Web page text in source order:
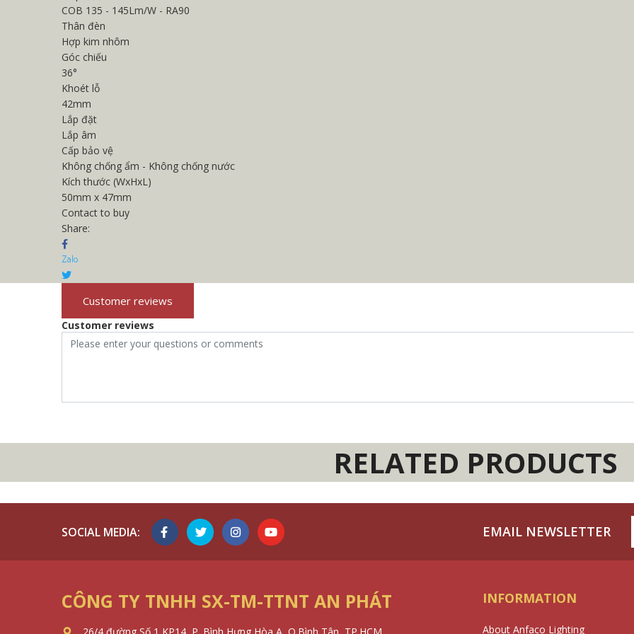
COB 135 - 145Lm/W - RA90
Thân đèn
Hợp kim nhôm
Góc chiếu
36°
Khoét lỗ
42mm
Lắp đặt
Lắp âm
Cấp bảo vệ
Không chống ẩm - Không chống nước
Kích thước (WxHxL)
50mm x 47mm
Contact to buy
Share:
Customer reviews
Customer reviews
RELATED PRODUCTS
SOCIAL MEDIA: EMAIL NEWSLETTER
CÔNG TY TNHH SX-TM-TTNT AN PHÁT INFORMATION
About Anfaco Lighting